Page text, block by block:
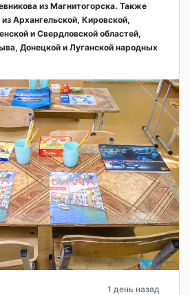
из Магнитогорска. Также
Архангельской, Кировской,
и Свердловской областей,
Донецкой и Луганской народных
1 день назад